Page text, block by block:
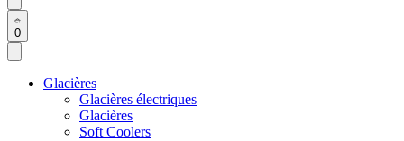
0
Glacières
Glacières électriques
Glacières
Soft Coolers